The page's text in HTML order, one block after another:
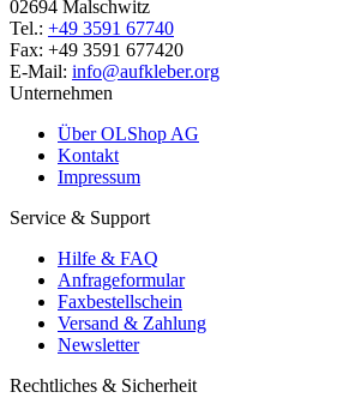
02694 Malschwitz
Tel.: +49 3591 67740
Fax: +49 3591 677420
E-Mail: info@aufkleber.org
Unternehmen
Über OLShop AG
Kontakt
Impressum
Service & Support
Hilfe & FAQ
Anfrageformular
Faxbestellschein
Versand & Zahlung
Newsletter
Rechtliches & Sicherheit